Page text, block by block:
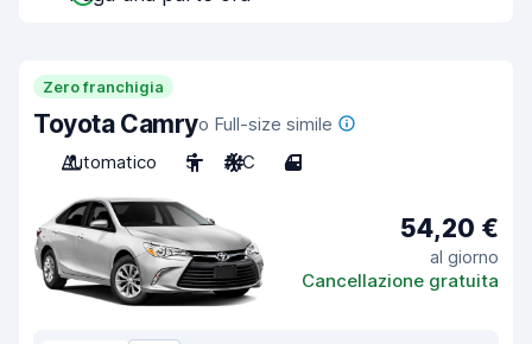
Zero franchigia
Toyota Camryo Full-size simile
Automatico
5 A/C 4
54,20 €
al giorno
Cancellazione gratuita